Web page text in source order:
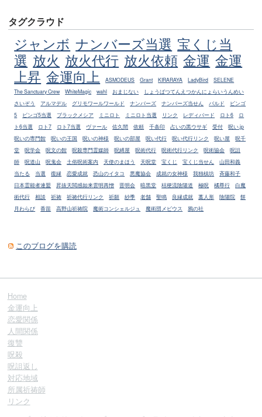
タグクラウド
ジャンボ ナンバーズ当選 宝くじ当
選 放火 放火代行 放火依頼 金運 金運
上昇 金運向上 ASMODEUS Grant KIRARAYA LadyBird
SELENE
The Sanctuary Crew
WhiteMagic wahl おまじない
しょうばつてんえつかんにょらいうんめい
さいぞう
アルマデル グリモワールワールド ナンバーズ ナンバーズ当せん バルド
ビンゴ
5
ビンゴ5当選 ブラックメシア ミニロト ミニロト当選 リンク レディバード ロト6
ロ
ト6当選
ロト7 ロト7当選 ヴァール 佐久間 依頼 千条印 占いの黒ウサギ 受付
呪い.jp
呪いの専門館
呪いの王国 呪いの神様 呪いの部屋 呪い代行 呪い代行リンク 呪い屋
呪千
堂
呪学会 呪文の館 呪殺専門霊媒師 呪縛屋 呪術代行 呪術代行リンク 呪術協会
呪詛
師
呪道山 呪鬼会 土俗呪術案内 天使のまほう 天呪堂 宝くじ 宝くじ当せん
山田和義
当たる
当選 復縁 恋愛成就 恐山のイタコ 悪魔協会 成就の女神様 我独槙坊
斉藤和子
日本霊能者連盟
昇抜天閲感如来雲明再憎 晋明会 暗黒堂 桔梗流陰陽道 極呪 橘尊行
白魔
術代行
相談 祈祷 祈祷代行リンク 祈願 紗季 老舗 聖鳴 良縁成就 藁人形 陰陽院
餅
月わらび
香苗 高野山祈祷院 魔術コンシェルジュ 魔術団メビウス 鴉の社
このブログを購読
Home
金運向上
恋愛関係
人間関係
復讐
呪殺
呪詛返し
対応地域
所属祈祷師
リンク